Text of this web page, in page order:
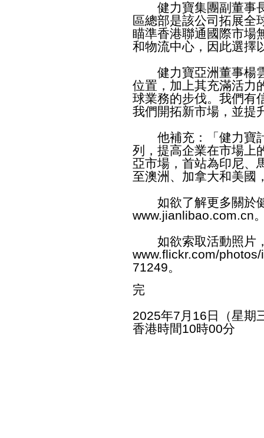
健力寶集團副董事長
區總部是該公司拓展全
瞄準香港聯通國際市場
和物流中心，因此選擇
健力寶亞洲董事楊雲
位置，加上其充滿活力
球業務的步伐。我們有
我們開拓新市場，並提
他補充：「健力寶計
列，提高企業在市場上
亞市場，首站為印尼、
至澳洲、加拿大和美國
如欲了解更多關於
www.jianlibao.com.cn
如欲索取活動照片
www.flickr.com/
71249。
完
2025年7月16日（星期
香港時間10時00分